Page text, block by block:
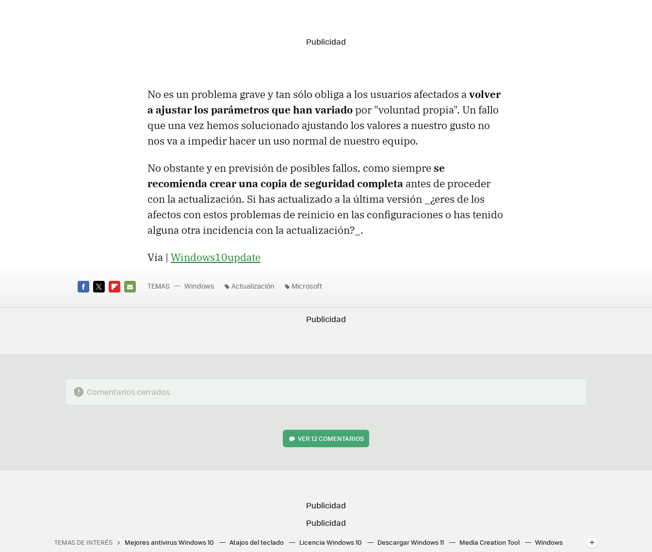
No es un problema grave y tan sólo obliga a los usuarios afectados avolver
a ajustar los parámetros que han variadopor "voluntad propia". Un fallo
que una vez hemos solucionado ajustando los valores a nuestro gusto no
nos va a impedir hacer un uso normal de nuestro equipo.
No obstante y en previsión de posibles fallos, como siemprese
recomienda crear una copia de seguridad completa antes de proceder
con la actualización. Si has actualizado a la última versión _¿eres de los
afectos con estos problemas de reinicio en las configuraciones o has tenido
alguna otra incidencia con la actualización?_.
Vía | Windows10update
MAIL
TEMAS Windows Actualización Microsoft
Comentarios cerrados
VER12 COMENTARIOS
TEMAS DE INTERÉS Mejores antivirus Windows 10 Atajos del teclado Licencia Windows 10 Descargar Windows 11 Media Creation Tool
Windows